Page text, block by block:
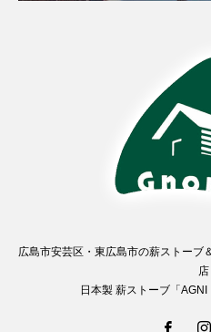
広島市安芸区・東広島市の薪ストーブ
店
日本製 薪ストーブ「